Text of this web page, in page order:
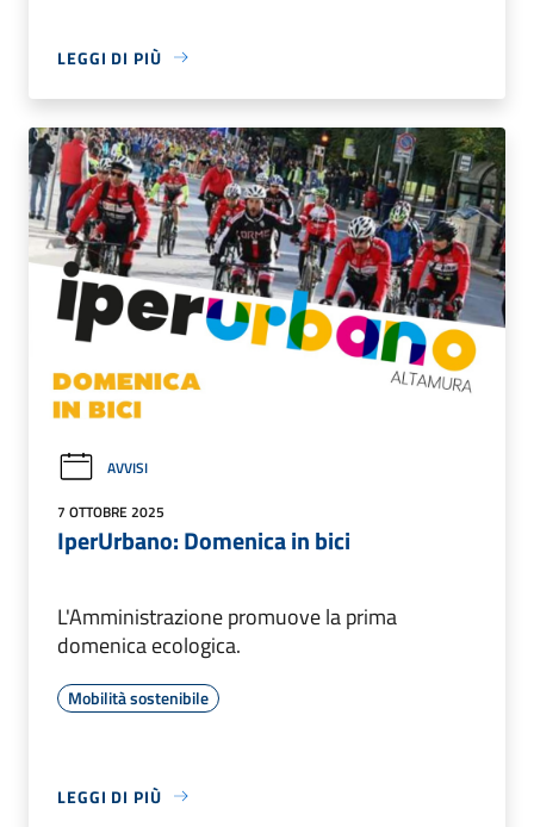
LEGGI DI PIÙ
AVVISI
7 OTTOBRE 2025
IperUrbano: Domenica in bici
L'Amministrazione promuove la prima
domenica ecologica.
Mobilità sostenibile
LEGGI DI PIÙ